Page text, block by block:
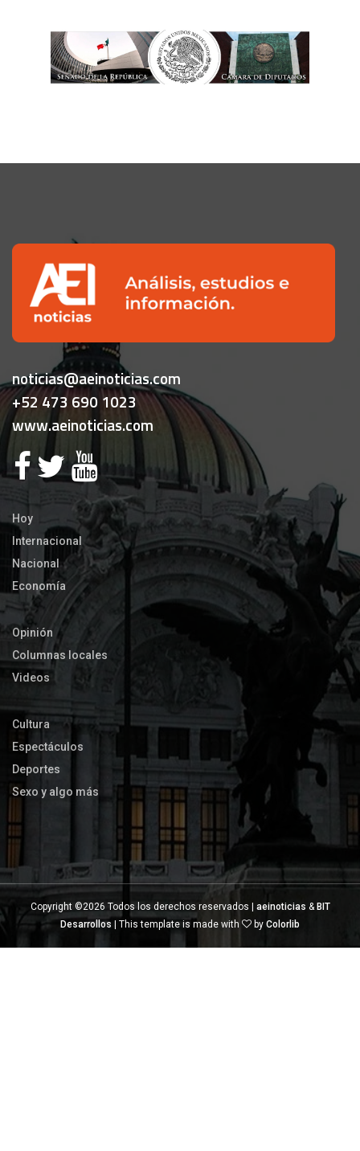
noticias@aeinoticias.com
+52 473 690 1023
www.aeinoticias.com
Hoy
Internacional
Nacional
Economía
Opinión
Columnas locales
Videos
Cultura
Espectáculos
Deportes
Sexo y algo más
Copyright ©2026 Todos los derechos reservados | aeinoticias & BIT
Desarrollos | This template is made with by Colorlib